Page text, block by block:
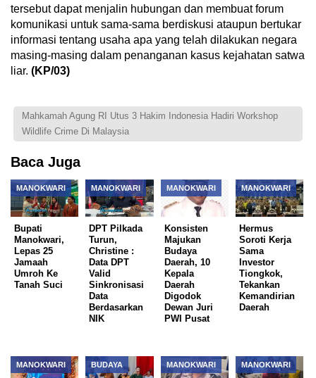
tersebut dapat menjalin hubungan dan membuat forum
komunikasi untuk sama-sama berdiskusi ataupun bertukar
informasi tentang usaha apa yang telah dilakukan negara
masing-masing dalam penanganan kasus kejahatan satwa
liar. (KP/03)
Mahkamah Agung RI Utus 3 Hakim Indonesia Hadiri Workshop
Wildlife Crime Di Malaysia
Baca Juga
MANOKWARI
Bupati
Manokwari,
Lepas 25
Jamaah
Umroh Ke
Tanah Suci
MANOKWARI
DPT Pilkada
Turun,
Christine :
Data DPT
Valid
Sinkronisasi
Data
Berdasarkan
NIK
MANOKWARI
Konsisten
Majukan
Budaya
Daerah, 10
Kepala
Daerah
Digodok
Dewan Juri
PWI Pusat
MANOKWARI
Hermus
Soroti Kerja
Sama
Investor
Tiongkok,
Tekankan
Kemandirian
Daerah
MANOKWARI BUDAYA MANOKWARI MANOKWARI